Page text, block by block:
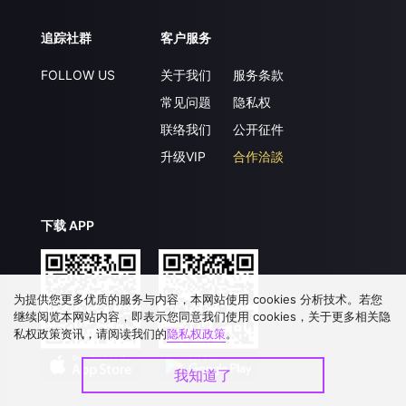
追踪社群
FOLLOW US
客户服务
关于我们
常见问题
联络我们
升级VIP
服务条款
隐私权
公开征件
合作洽談
下载 APP
为提供您更多优质的服务与内容，本网站使用 cookies 分析技术。若您
继续阅览本网站内容，即表示您同意我们使用 cookies，关于更多相关隐
私权政策资讯，请阅读我们的隐私权政策。
我知道了